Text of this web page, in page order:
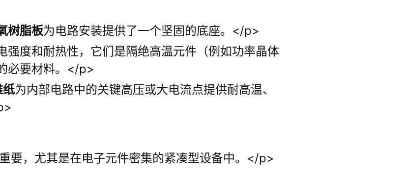
树脂板为电路安装提供了一个坚固的底座。</p>
强度和耐热性，它们是隔绝高温元件（例如功率晶体
必要材料。</p>
纸为内部电路中的关键高压或大电流点提供耐高温、
要，尤其是在电子元件密集的紧凑型设备中。</p>